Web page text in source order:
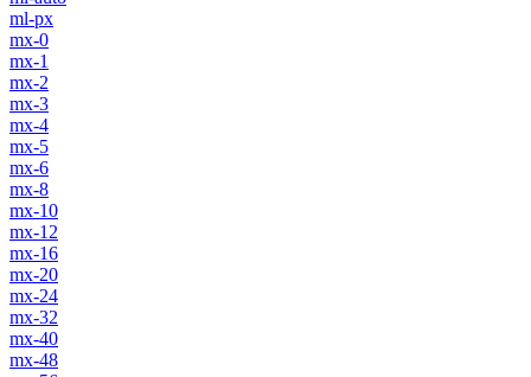
ml-px
mx-0
mx-1
mx-2
mx-3
mx-4
mx-5
mx-6
mx-8
mx-10
mx-12
mx-16
mx-20
mx-24
mx-32
mx-40
mx-48